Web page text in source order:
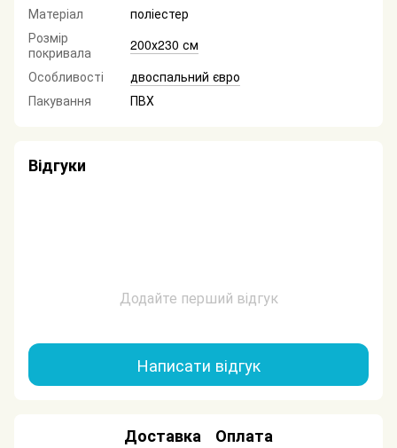
Матеріал
поліестер
Розмір
покривала
200х230 см
Особливості
двоспальний євро
Пакування
ПВХ
Відгуки
Додайте перший відгук
Написати відгук
Доставка Оплата